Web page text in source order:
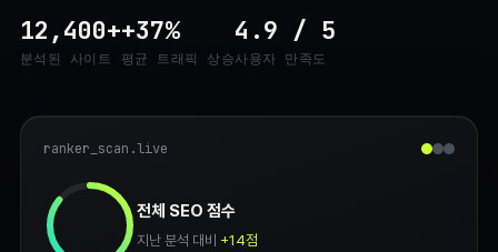
12,400+
분석된 사이트
+37%
평균 트래픽 상승
4.9 / 5
사용자 만족도
ranker_scan.live
전체 SEO 점수
지난 분석 대비 +14점